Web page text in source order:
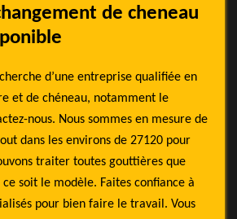
de cheneau
d’une entreprise qualifiée en
et de chéneau, notamment le
nous. Nous sommes en mesure de
dans les environs de 27120 pour
traiter toutes gouttières que
ce soit le modèle. Faites confiance à
pour bien faire le travail. Vous